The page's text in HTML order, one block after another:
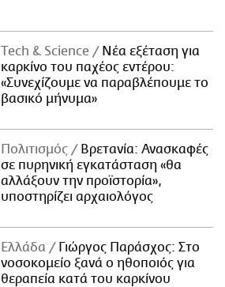
Τech & Science
Νέα εξέταση για
καρκίνο του παχέος εντέρου:
«Συνεχίζουμε να παραβλέπουμε το
βασικό μήνυμα»
Πολιτισμός
Βρετανία: Ανασκαφές
σε πυρηνική εγκατάσταση «θα
αλλάξουν την προϊστορία»,
υποστηρίζει αρχαιολόγος
Ελλάδα
Γιώργος Παράσχος: Στο
νοσοκομείο ξανά ο ηθοποιός για
θεραπεία κατά του καρκίνου